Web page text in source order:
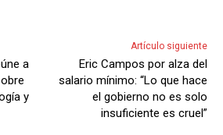
a
y
Artículo siguiente
Eric Campos por alza del
salario mínimo: “Lo que hace
el gobierno no es solo
insuficiente es cruel”